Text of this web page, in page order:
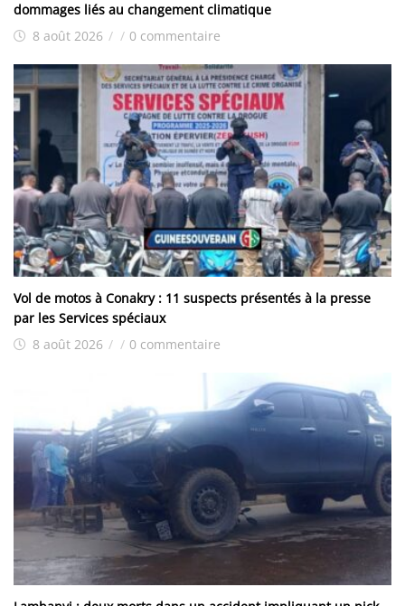
dommages liés au changement climatique
8 août 2026 / / 0 commentaire
Vol de motos à Conakry : 11 suspects présentés à la presse
par les Services spéciaux
8 août 2026 / / 0 commentaire